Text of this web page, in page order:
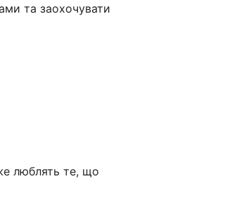
та заохочувати
люблять те, що